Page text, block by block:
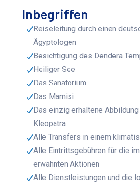
Inbegriffen
Reiseleitung durch einen
Ägyptologen
Besichtigung des Dendera
Heiliger See
Das Sanatorium
Das Mamisi
Das einzig erhaltene
Kleopatra
Alle Transfers in einem
Alle Eintrittsgebühren für die
erwähnten Aktionen
Alle Dienstleistungen und die